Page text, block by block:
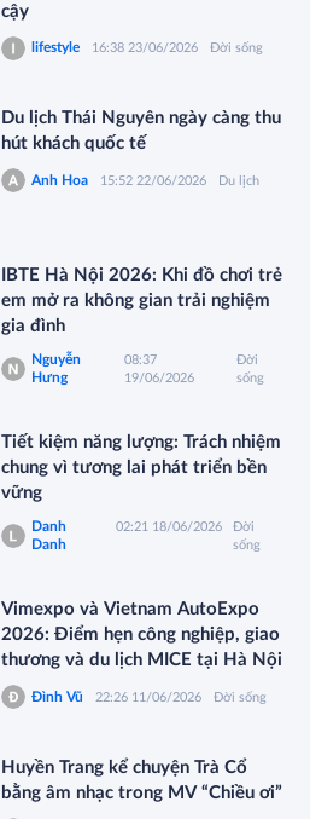
cậy
lifestyle 16:38 23/06/2026 Đời sống
Du lịch Thái Nguyên ngày càng thu
hút khách quốc tế
Anh Hoa 15:52 22/06/2026 Du lịch
IBTE Hà Nội 2026: Khi đồ chơi trẻ
em mở ra không gian trải nghiệm
gia đình
Nguyễn
Hưng
08:37
19/06/2026
Đời
sống
Tiết kiệm năng lượng: Trách nhiệm
chung vì tương lai phát triển bền
vững
Danh
Danh
02:21 18/06/2026
Đời
sống
Vimexpo và Vietnam AutoExpo
2026: Điểm hẹn công nghiệp, giao
thương và du lịch MICE tại Hà Nội
Đình Vũ 22:26 11/06/2026 Đời sống
Huyền Trang kể chuyện Trà Cổ
bằng âm nhạc trong MV “Chiều ơi”